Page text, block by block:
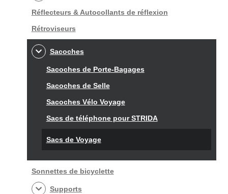
Réflecteurs & Autocollants de réflexion
Rétroviseurs
Sacoches
Sacoches de Porte-Bagages
Sacoches de Selle
Sacoches Vélo Voyage
Sacs de téléphone pour STRIDA
Sacs de Voyage
Sonnettes de bicyclette
Supports